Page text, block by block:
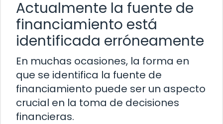
Actualmente la fuente de
financiamiento está
identificada erróneamente
En muchas ocasiones, la forma en
que se identifica la fuente de
financiamiento puede ser un aspecto
crucial en la toma de decisiones
financieras.